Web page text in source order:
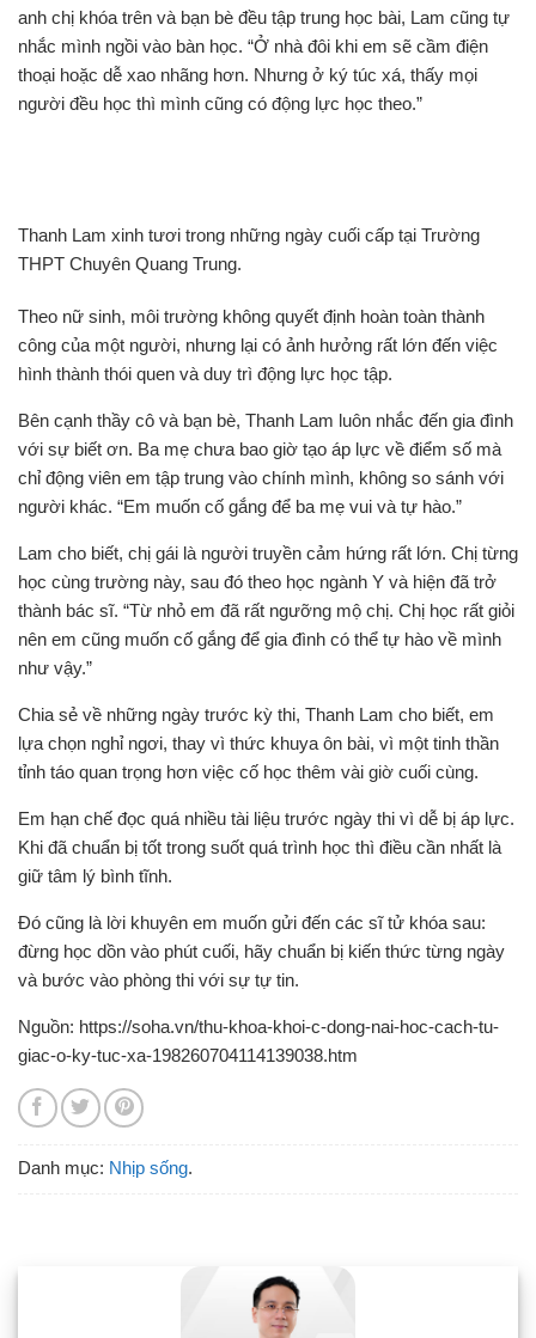
anh chị khóa trên và bạn bè đều tập trung học bài, Lam cũng tự
nhắc mình ngồi vào bàn học. “Ở nhà đôi khi em sẽ cầm điện
thoại hoặc dễ xao nhãng hơn. Nhưng ở ký túc xá, thấy mọi
người đều học thì mình cũng có động lực học theo.”
Thanh Lam xinh tươi trong những ngày cuối cấp tại Trường
THPT Chuyên Quang Trung.
Theo nữ sinh, môi trường không quyết định hoàn toàn thành
công của một người, nhưng lại có ảnh hưởng rất lớn đến việc
hình thành thói quen và duy trì động lực học tập.
Bên cạnh thầy cô và bạn bè, Thanh Lam luôn nhắc đến gia đình
với sự biết ơn. Ba mẹ chưa bao giờ tạo áp lực về điểm số mà
chỉ động viên em tập trung vào chính mình, không so sánh với
người khác. “Em muốn cố gắng để ba mẹ vui và tự hào.”
Lam cho biết, chị gái là người truyền cảm hứng rất lớn. Chị từng
học cùng trường này, sau đó theo học ngành Y và hiện đã trở
thành bác sĩ. “Từ nhỏ em đã rất ngưỡng mộ chị. Chị học rất giỏi
nên em cũng muốn cố gắng để gia đình có thể tự hào về mình
như vậy.”
Chia sẻ về những ngày trước kỳ thi, Thanh Lam cho biết, em
lựa chọn nghỉ ngơi, thay vì thức khuya ôn bài, vì một tinh thần
tỉnh táo quan trọng hơn việc cố học thêm vài giờ cuối cùng.
Em hạn chế đọc quá nhiều tài liệu trước ngày thi vì dễ bị áp lực.
Khi đã chuẩn bị tốt trong suốt quá trình học thì điều cần nhất là
giữ tâm lý bình tĩnh.
Đó cũng là lời khuyên em muốn gửi đến các sĩ tử khóa sau:
đừng học dồn vào phút cuối, hãy chuẩn bị kiến thức từng ngày
và bước vào phòng thi với sự tự tin.
Nguồn: https://soha.vn/thu-khoa-khoi-c-dong-nai-hoc-cach-tu-
giac-o-ky-tuc-xa-198260704114139038.htm
Danh mục: Nhịp sống.